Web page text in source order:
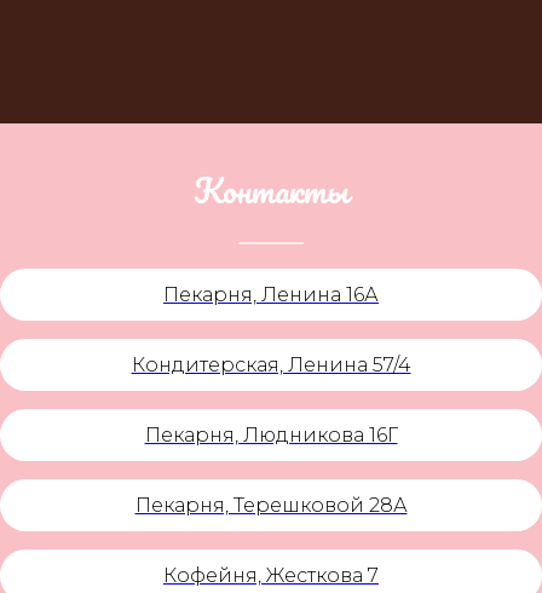
Контакты
Пекарня, Ленина 16А
Кондитерская, Ленина 57/4
Пекарня, Людникова 16Г
Пекарня, Терешковой 28А
Кофейня, Жесткова 7